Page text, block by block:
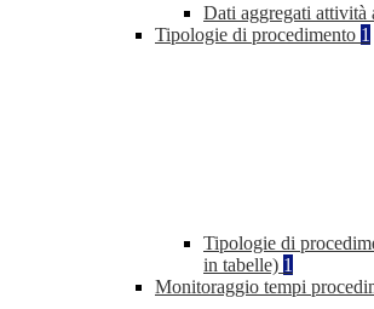
Dati aggregati attività
Tipologie di procedimento 1
Tipologie di
in tabelle) 1
Monitoraggio tempi